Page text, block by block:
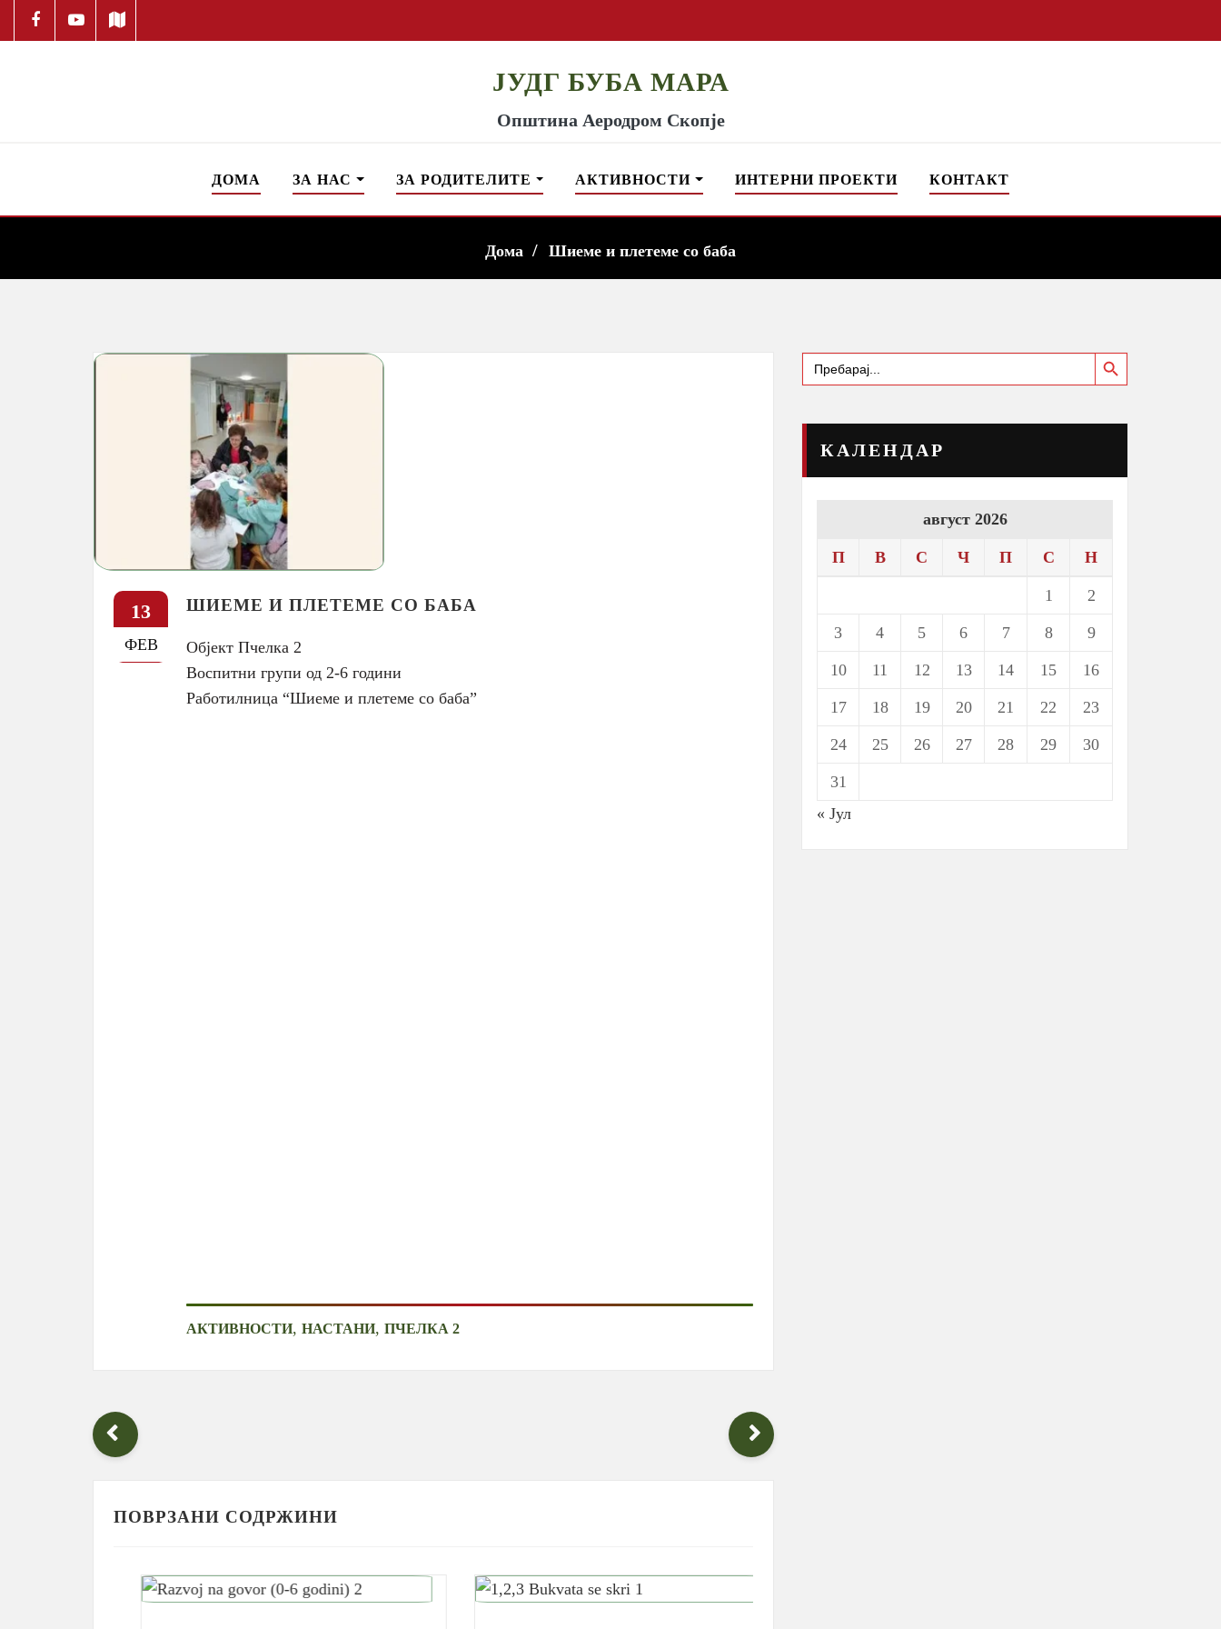
ЈУДГ БУБА МАРА
Општина Аеродром Скопје
ДОМА ЗА НАС ЗА РОДИТЕЛИТЕ АКТИВНОСТИ ИНТЕРНИ ПРОЕКТИ КОНТАКТ
Дома Шиеме и плетеме со баба
13
ФЕВ
ШИЕМЕ И ПЛЕТЕМЕ СО БАБА
Објект Пчелка 2
Воспитни групи од 2-6 години
Работилница “Шиеме и плетеме со баба”
АКТИВНОСТИ, НАСТАНИ, ПЧЕЛКА 2
ПОВРЗАНИ СОДРЖИНИ
Search
for:
Search Button
КАЛЕНДАР
август 2026
П В С Ч П С Н
1 2
3 4 5 6 7 8 9
10 11 12 13 14 15 16
17 18 19 20 21 22 23
24 25 26 27 28 29 30
31
« Јул